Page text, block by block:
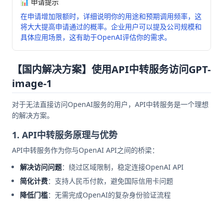
在申请增加限额时，详细说明你的用途和预期调用频率，这
将大大提高申请通过的概率。企业用户可以提及公司规模和
具体应用场景，这有助于OpenAI评估你的需求。
【国内解决方案】使用API中转服务访问GPT-
image-1
对于无法直接访问OpenAI服务的用户，API中转服务是一个理想
的解决方案。
1. API中转服务原理与优势
API中转服务作为你与OpenAI API之间的桥梁：
解决访问问题：绕过区域限制，稳定连接OpenAI API
简化计费：支持人民币付款，避免国际信用卡问题
降低门槛：无需完成OpenAI的复杂身份验证流程